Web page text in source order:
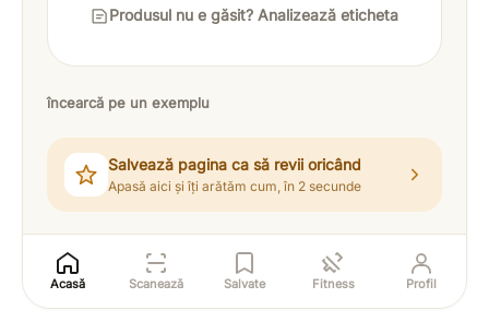
Produsul nu e găsit? Analizează eticheta
încearcă pe un exemplu
Salvează pagina ca să revii oricând
Apasă aici și îți arătăm cum, în 2 secunde
Acasă Scanează Salvate Fitness Profil